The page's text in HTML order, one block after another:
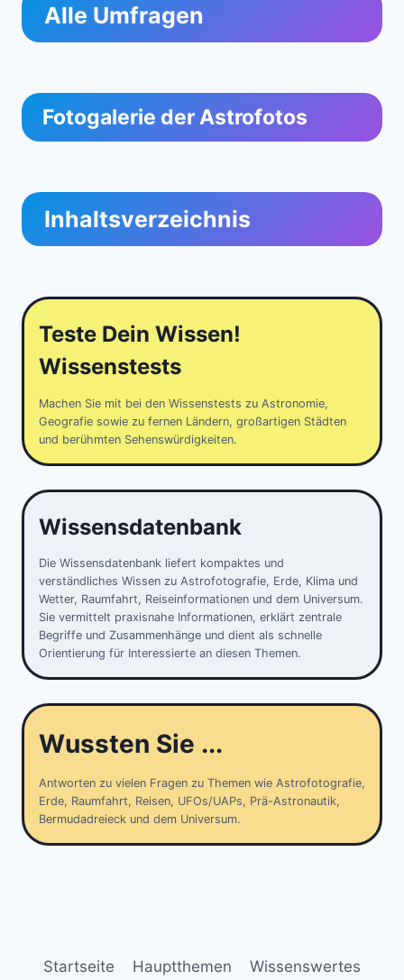
Alle Umfragen
Fotogalerie der Astrofotos
Inhaltsverzeichnis
Teste Dein Wissen!
Wissenstests
Machen Sie mit bei den Wissenstests zu Astronomie,
Geografie sowie zu fernen Ländern, großartigen Städten
und berühmten Sehenswürdigkeiten.
Wissensdatenbank
Die Wissensdatenbank liefert kompaktes und
verständliches Wissen zu Astrofotografie, Erde, Klima und
Wetter, Raumfahrt, Reiseinformationen und dem Universum.
Sie vermittelt praxisnahe Informationen, erklärt zentrale
Begriffe und Zusammenhänge und dient als schnelle
Orientierung für Interessierte an diesen Themen.
Wussten Sie ...
Antworten zu vielen Fragen zu Themen wie Astrofotografie,
Erde, Raumfahrt, Reisen, UFOs/UAPs, Prä-Astronautik,
Bermudadreieck und dem Universum.
Startseite Hauptthemen Wissenswertes